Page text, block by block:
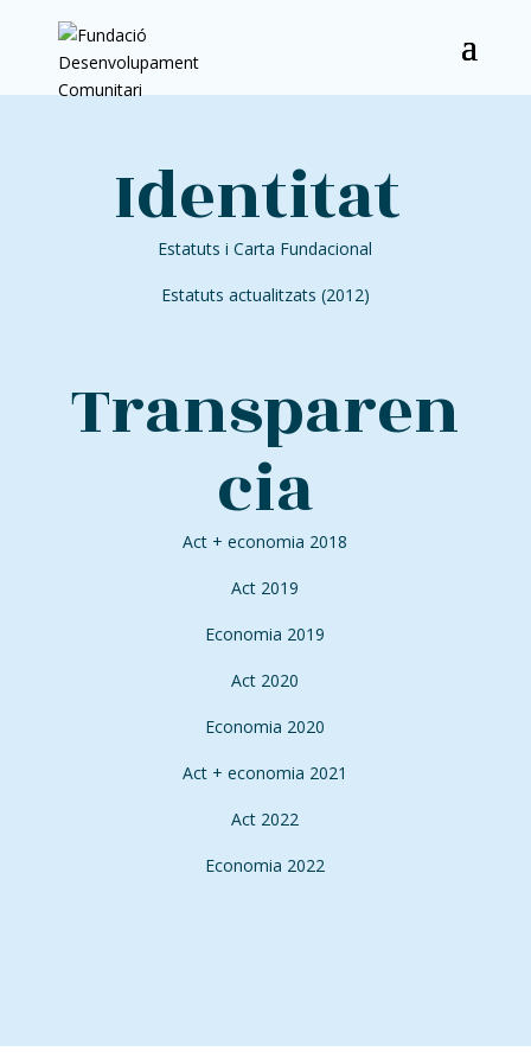
Identitat
Estatuts i Carta Fundacional
Estatuts actualitzats (2012)
Transparen
cia
Act + economia 2018
Act 2019
Economia 2019
Act 2020
Economia 2020
Act + economia 2021
Act 2022
Economia 2022